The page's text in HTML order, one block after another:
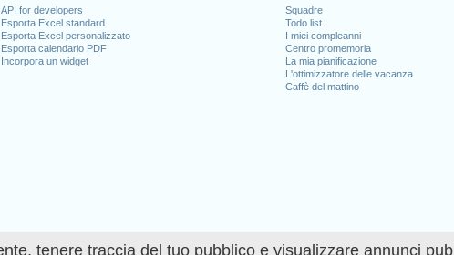
tenere traccia del tuo pubblico e visualizzare annunci
API for developers
Esporta Excel standard
Esporta Excel personalizzato
Esporta calendario PDF
Incorpora un widget
Squadre
Todo list
I miei compleanni
Centro promemoria
La mia pianificazione
L'ottimizzatore delle vacanza
Caffè del mattino